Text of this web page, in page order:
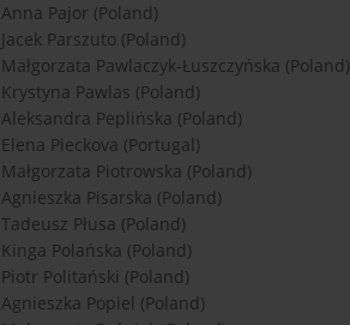
Anna Pajor (Poland)
Jacek Parszuto (Poland)
Małgorzata Pawlaczyk-Łuszczyńska (Poland)
Krystyna Pawlas (Poland)
Aleksandra Peplińska (Poland)
Elena Pieckova (Portugal)
Małgorzata Piotrowska (Poland)
Agnieszka Pisarska (Poland)
Tadeusz Płusa (Poland)
Kinga Polańska (Poland)
Piotr Politański (Poland)
Agnieszka Popiel (Poland)